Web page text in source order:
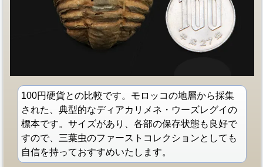
100円硬貨との比較です。モロッコの地層から採集
された、典型的なディアカリメネ・ウーズレグイの
標本です。サイズがあり、各部の保存状態も良好で
すので、三葉虫のファーストコレクションとしても
自信を持っておすすめいたします。